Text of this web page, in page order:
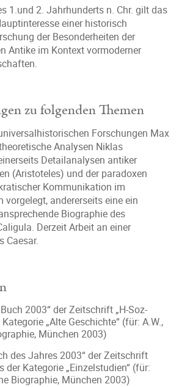
1.und 2. Jahrhunderts n. Chr. gilt das
einer historisch
der Besonderheiten der
Antike im Kontext vormoderner
zu folgenden Themen
Forschungen Max
Analysen Niklas
Detailanalysen antiker
(Aristoteles) und der paradoxen
Kommunikation im
vorgelegt, andererseits eine ein
Biographie des
Derzeit Arbeit an einer
Caesar.
2003“ der Zeitschrift „H-Soz-
„Alte Geschichte“ (für: A.W.,
München 2003)
des Jahres 2003“ der Zeitschrift
der Kategorie „Einzelstudien“ (für:
Biographie, München 2003)